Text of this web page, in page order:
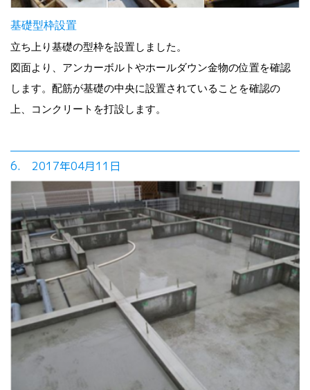
基礎型枠設置
立ち上り基礎の型枠を設置しました。
図面より、アンカーボルトやホールダウン金物の位置を確認
します。配筋が基礎の中央に設置されていることを確認の
上、コンクリートを打設します。
6. 2017年04月11日